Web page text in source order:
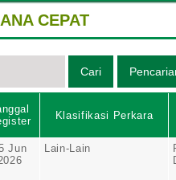
CEPAT
Klasifikasi Perkara
Jun
Lain-Lain